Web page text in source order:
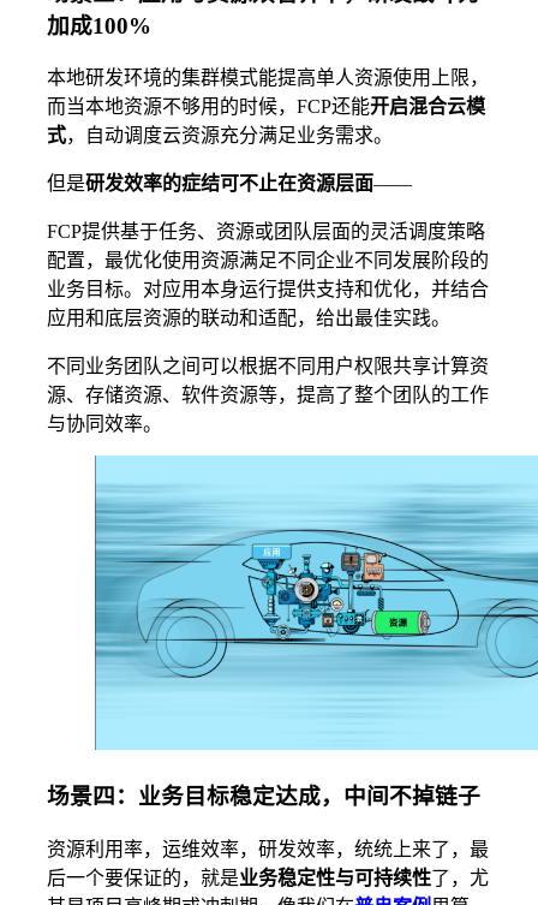
加成100%
本地研发环境的集群模式能提高单人资源使用上限，
而当本地资源不够用的时候，FCP还能开启混合云模
式，自动调度云资源充分满足业务需求。
但是研发效率的症结可不止在资源层面——
FCP提供基于任务、资源或团队层面的灵活调度策略
配置，最优化使用资源满足不同企业不同发展阶段的
业务目标。对应用本身运行提供支持和优化，并结合
应用和底层资源的联动和适配，给出最佳实践。
不同业务团队之间可以根据不同用户权限共享计算资
源、存储资源、软件资源等，提高了整个团队的工作
与协同效率。
场景四：业务目标稳定达成，中间不掉链子
资源利用率，运维效率，研发效率，统统上来了，最
后一个要保证的，就是业务稳定性与可持续性了，尤